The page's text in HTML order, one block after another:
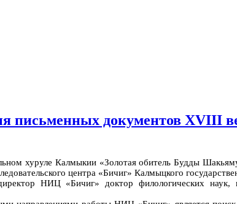
письменных документов XVIII
хуруле Калмыкии «Золотая обитель Будды
центра «Бичиг» Калмыцкого
НИЦ «Бичиг» доктор филологических